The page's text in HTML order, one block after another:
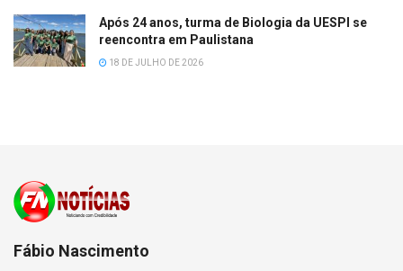
Após 24 anos, turma de Biologia da UESPI se
reencontra em Paulistana
18 DE JULHO DE 2026
Fábio Nascimento